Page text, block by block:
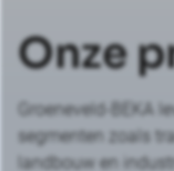
Onze
Groeneveld-BEKA
segmenten zoals
landbouw en